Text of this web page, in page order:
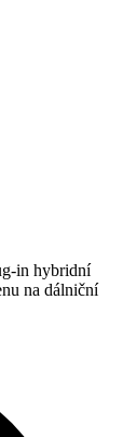
in hybridní
na dálniční